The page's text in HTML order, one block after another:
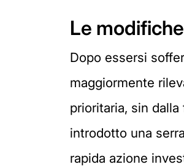
Le
Dopo essersi
maggiormente
prioritaria, sin
introdotto una
rapida azione